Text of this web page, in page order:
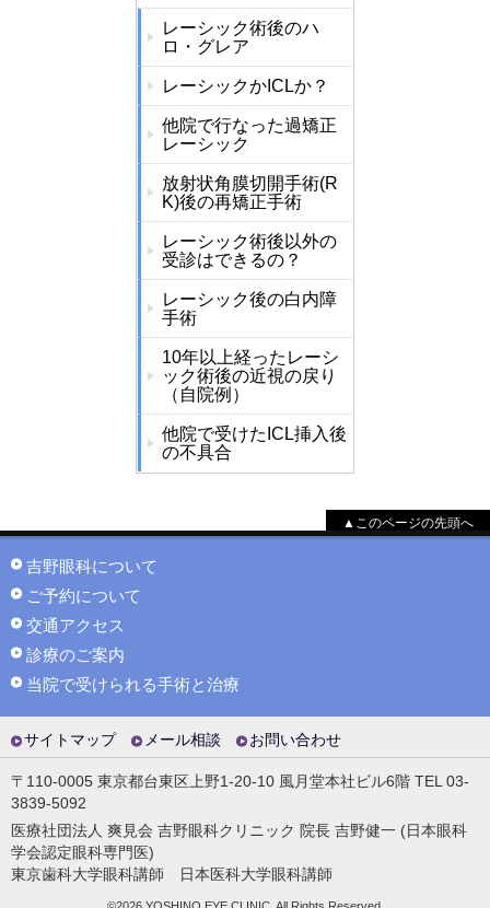
レーシック術後のハ
ロ・グレア
レーシックかICLか？
他院で行なった過矯正
レーシック
放射状角膜切開手術(R
K)後の再矯正手術
レーシック術後以外の
受診はできるの？
レーシック後の白内障
手術
10年以上経ったレーシ
ック術後の近視の戻り
（自院例）
他院で受けたICL挿入後
の不具合
▲このページの先頭へ
吉野眼科について
ご予約について
交通アクセス
診療のご案内
当院で受けられる手術と治療
サイトマップ メール相談 お問い合わせ
〒110-0005 東京都台東区上野1-20-10 風月堂本社ビル6階 TEL 03-
3839-5092
医療社団法人 爽見会 吉野眼科クリニック 院長 吉野健一 (日本眼科
学会認定眼科専門医)
東京歯科大学眼科講師 日本医科大学眼科講師